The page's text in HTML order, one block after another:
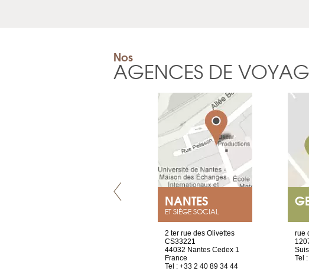
Nos
AGENCES DE
NANTES
ET SIÈGE SOCIAL
2 ter rue des Olivettes
CS33221
44032 Nantes Cedex 1
France
Tel : +33 2 40 89 34 44
rue
Tel